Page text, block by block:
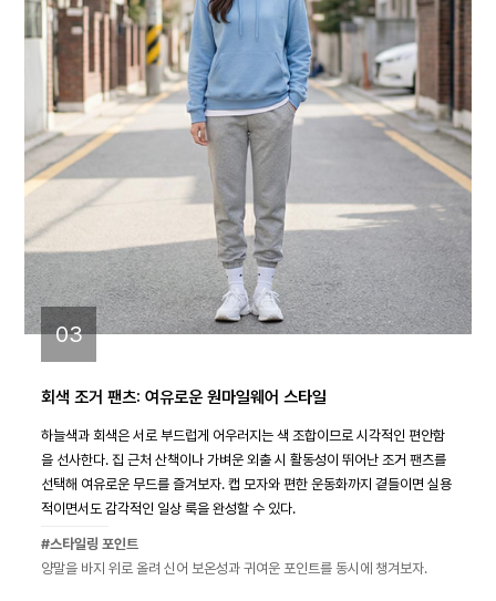
03
회색 조거 팬츠: 여유로운 원마일웨어 스타일
하늘색과 회색은 서로 부드럽게 어우러지는 색 조합이므로 시각적인 편안함
을 선사한다. 집 근처 산책이나 가벼운 외출 시 활동성이 뛰어난 조거 팬츠를
선택해 여유로운 무드를 즐겨보자. 캡 모자와 편한 운동화까지 곁들이면 실용
적이면서도 감각적인 일상 룩을 완성할 수 있다.
#스타일링 포인트
양말을 바지 위로 올려 신어 보온성과 귀여운 포인트를 동시에 챙겨보자.